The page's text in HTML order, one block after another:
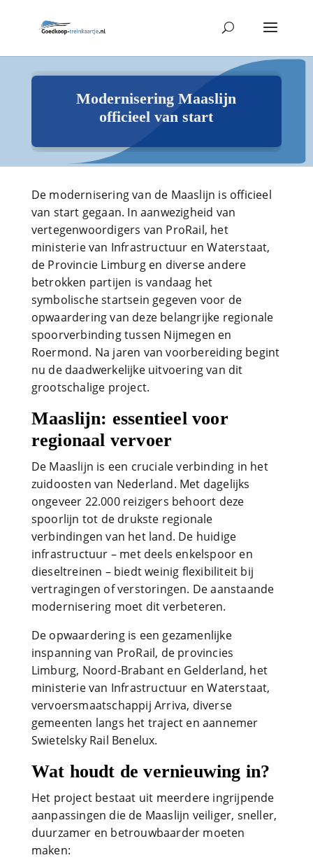
Modernisering Maaslijn
officieel van start
De modernisering van de Maaslijn is officieel
van start gegaan. In aanwezigheid van
vertegenwoordigers van ProRail, het
ministerie van Infrastructuur en Waterstaat,
de Provincie Limburg en diverse andere
betrokken partijen is vandaag het
symbolische startsein gegeven voor de
opwaardering van deze belangrijke regionale
spoorverbinding tussen Nijmegen en
Roermond. Na jaren van voorbereiding begint
nu de daadwerkelijke uitvoering van dit
grootschalige project.
Maaslijn: essentieel voor
regionaal vervoer
De Maaslijn is een cruciale verbinding in het
zuidoosten van Nederland. Met dagelijks
ongeveer 22.000 reizigers behoort deze
spoorlijn tot de drukste regionale
verbindingen van het land. De huidige
infrastructuur – met deels enkelspoor en
dieseltreinen – biedt weinig flexibiliteit bij
vertragingen of verstoringen. De aanstaande
modernisering moet dit verbeteren.
De opwaardering is een gezamenlijke
inspanning van ProRail, de provincies
Limburg, Noord-Brabant en Gelderland, het
ministerie van Infrastructuur en Waterstaat,
vervoersmaatschappij Arriva, diverse
gemeenten langs het traject en aannemer
Swietelsky Rail Benelux.
Wat houdt de vernieuwing in?
Het project bestaat uit meerdere ingrijpende
aanpassingen die de Maaslijn veiliger, sneller,
duurzamer en betrouwbaarder moeten
maken: